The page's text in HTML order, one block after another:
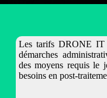
Les tarifs DRONE IT
démarches
des moyens requis le
besoins en post-